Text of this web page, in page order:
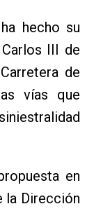
hecho su
III de
de
vías que
en
la Dirección